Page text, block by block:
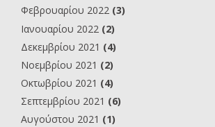
Φεβρουαρίου 2022 (3)
Ιανουαρίου 2022 (2)
Δεκεμβρίου 2021 (4)
Νοεμβρίου 2021 (2)
Οκτωβρίου 2021 (4)
Σεπτεμβρίου 2021 (6)
Αυγούστου 2021 (1)